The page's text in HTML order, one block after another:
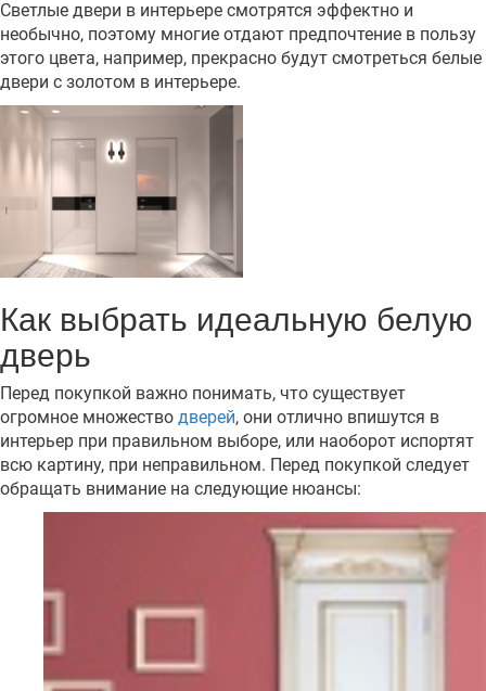
Светлые двери в интерьере смотрятся эффектно и
необычно, поэтому многие отдают предпочтение в пользу
этого цвета, например, прекрасно будут смотреться белые
двери с золотом в интерьере.
Как выбрать идеальную белую
дверь
Перед покупкой важно понимать, что существует
огромное множество дверей, они отлично впишутся в
интерьер при правильном выборе, или наоборот испортят
всю картину, при неправильном. Перед покупкой следует
обращать внимание на следующие нюансы: